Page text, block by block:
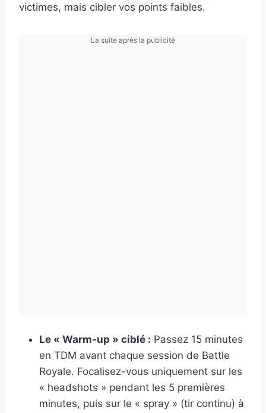
victimes, mais cibler vos points faibles.
La suite après la publicité
Le « Warm-up » ciblé : Passez 15 minutes
en TDM avant chaque session de Battle
Royale. Focalisez-vous uniquement sur les
« headshots » pendant les 5 premières
minutes, puis sur le « spray » (tir continu) à